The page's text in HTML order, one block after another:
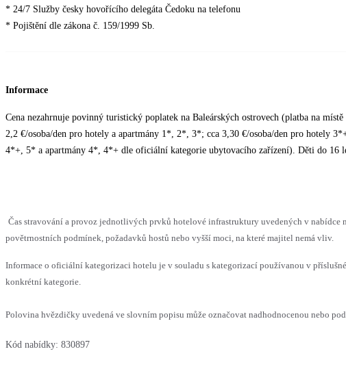
* 24/7 Služby česky hovořícího delegáta Čedoku na telefonu
* Pojištění dle zákona č. 159/1999 Sb.
Informace
Cena nezahrnuje povinný turistický poplatek na Baleárských ostrovech (platba na
2,2 €/osoba/den pro hotely a apartmány 1*, 2*, 3*; cca 3,30 €/osoba/den pro hotely
4*+, 5* a apartmány 4*, 4*+ dle oficiální kategorie ubytovacího zařízení). Děti do 16
Čas stravování a provoz jednotlivých prvků hotelové infrastruktury uvedených v nabídce
povětrnostních podmínek, požadavků hostů nebo vyšší moci, na které majitel nemá vliv.
Informace o oficiální kategorizaci hotelu je v souladu s kategorizací používanou v
konkrétní kategorie.
Polovina hvězdičky uvedená ve slovním popisu může označovat nadhodnocenou nebo
Kód nabídky: 830897